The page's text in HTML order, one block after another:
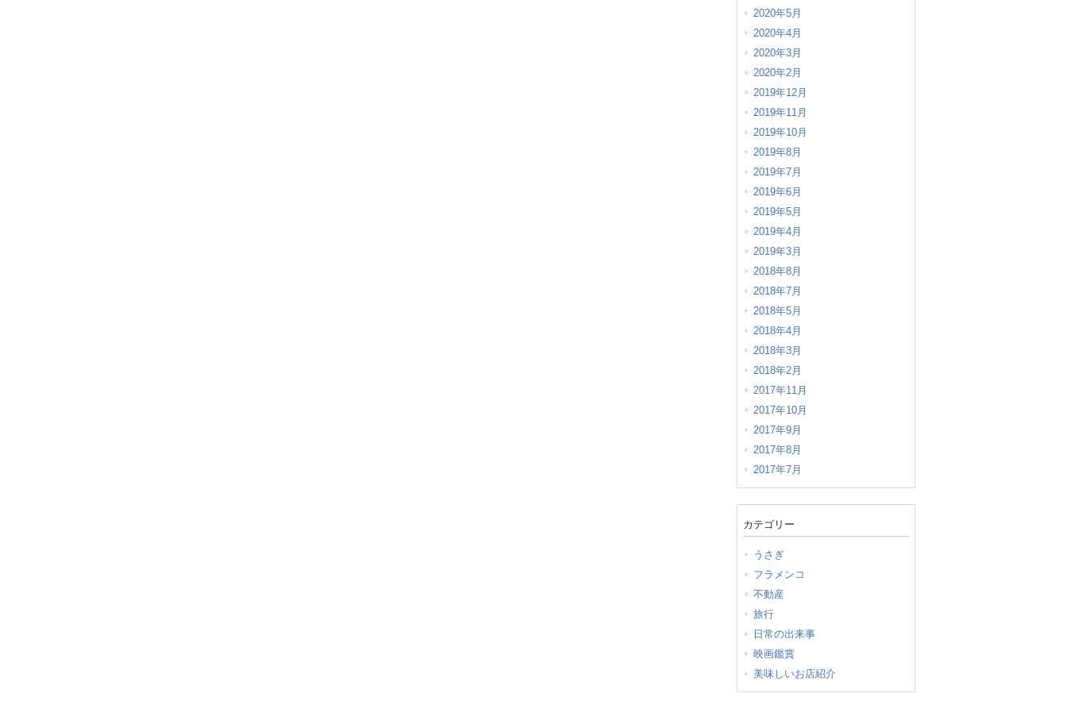
2020年5月
2020年4月
2020年3月
2020年2月
2019年12月
2019年11月
2019年10月
2019年8月
2019年7月
2019年6月
2019年5月
2019年4月
2019年3月
2018年8月
2018年7月
2018年5月
2018年4月
2018年3月
2018年2月
2017年11月
2017年10月
2017年9月
2017年8月
2017年7月
カテゴリー
うさぎ
フラメンコ
不動産
旅行
日常の出来事
映画鑑賞
美味しいお店紹介